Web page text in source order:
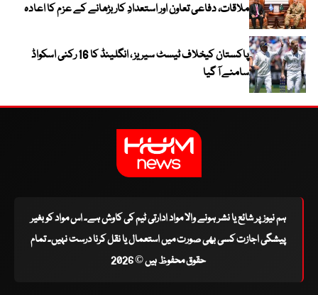
ملاقات، دفاعی تعاون اور استعدادِ کار بڑھانے کے عزم کا اعادہ
پاکستان کیخلاف ٹیسٹ سیریز ، انگلینڈ کا 16 رکنی اسکواڈ
سامنے آ گیا
ہم نیوز پر شائع یا نشر ہونے والا مواد ادارتی ٹیم کی کاوش ہے۔ اس مواد کو بغیر
پیشگی اجازت کسی بھی صورت میں استعمال یا نقل کرنا درست نہیں۔ تمام
حقوق محفوظ ہیں © 2026